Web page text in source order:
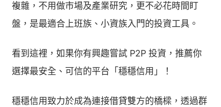
複雜，不用做市場及產業研究，更不必花時間盯
盤，是最適合上班族、小資族入門的投資工具。
看到這裡，如果你有興趣嘗試 P2P 投資，推薦你
選擇最安全、可信的平台「穩穩信用」！
穩穩信用致力於成為連接借貸雙方的橋樑，透過群